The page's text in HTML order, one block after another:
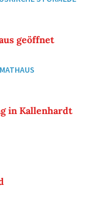
geöffnet
in Kallenhardt